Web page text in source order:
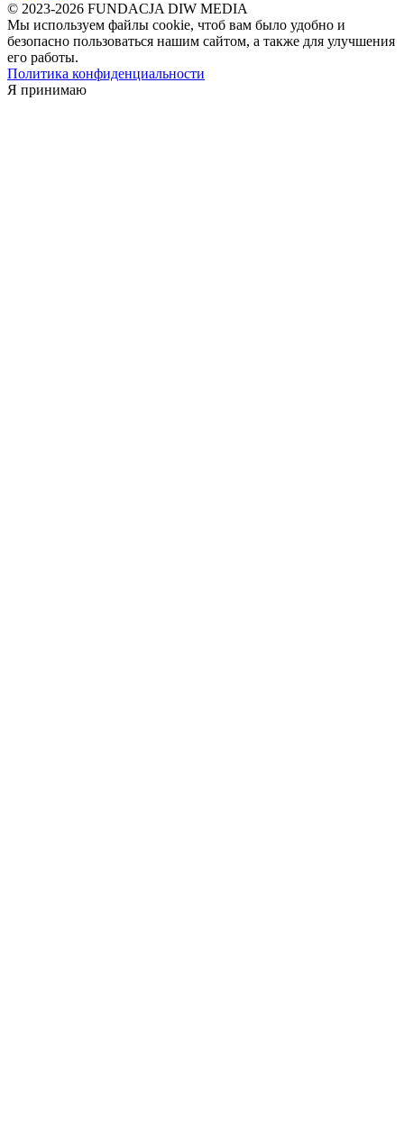
© 2023-2026 FUNDACJA DIW MEDIA
Мы используем файлы cookie, чтоб вам было удобно и
безопасно пользоваться нашим сайтом, а также для улучшения
его работы.
Политика конфиденциальности
Я принимаю